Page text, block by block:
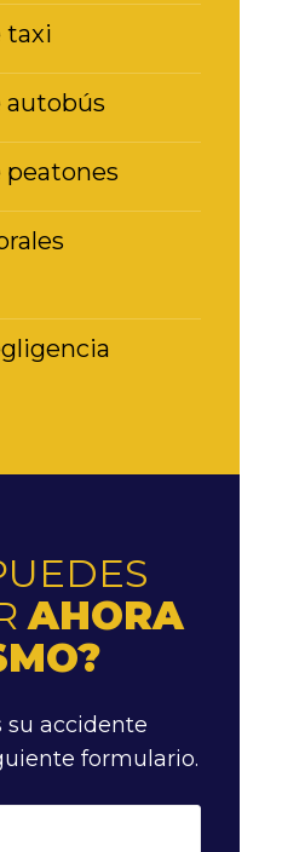
taxi
autobús
AHORA
su accidente
formulario.